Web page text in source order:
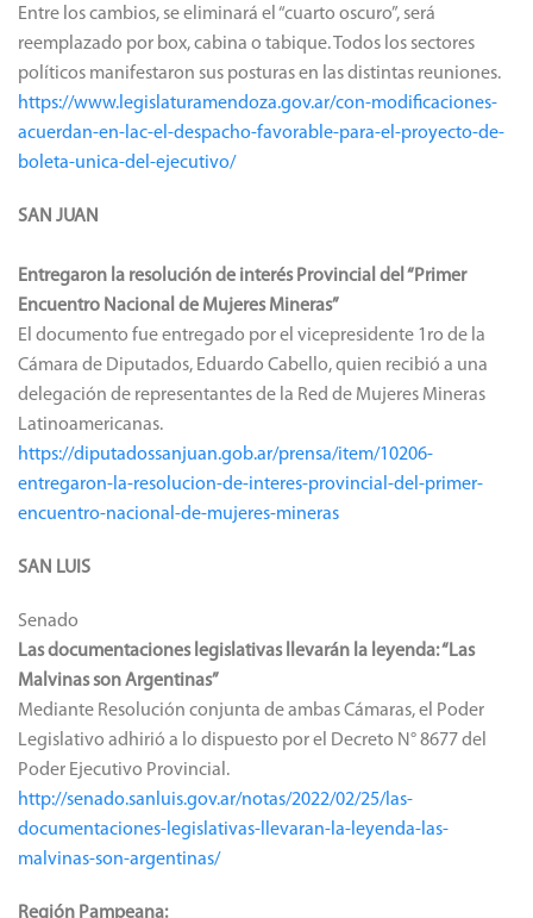
Entre los cambios, se eliminará el “cuarto oscuro”, será
reemplazado por box, cabina o tabique. Todos los sectores
políticos manifestaron sus posturas en las distintas reuniones.
https://www.legislaturamendoza.gov.ar/con-modificaciones-
acuerdan-en-lac-el-despacho-favorable-para-el-proyecto-de-
boleta-unica-del-ejecutivo/
SAN JUAN
Entregaron la resolución de interés Provincial del “Primer
Encuentro Nacional de Mujeres Mineras”
El documento fue entregado por el vicepresidente 1ro de la
Cámara de Diputados, Eduardo Cabello, quien recibió a una
delegación de representantes de la Red de Mujeres Mineras
Latinoamericanas.
https://diputadossanjuan.gob.ar/prensa/item/10206-
entregaron-la-resolucion-de-interes-provincial-del-primer-
encuentro-nacional-de-mujeres-mineras
SAN LUIS
Senado
Las documentaciones legislativas llevarán la leyenda: “Las
Malvinas son Argentinas”
Mediante Resolución conjunta de ambas Cámaras, el Poder
Legislativo adhirió a lo dispuesto por el Decreto N° 8677 del
Poder Ejecutivo Provincial.
http://senado.sanluis.gov.ar/notas/2022/02/25/las-
documentaciones-legislativas-llevaran-la-leyenda-las-
malvinas-son-argentinas/
Región Pampeana: